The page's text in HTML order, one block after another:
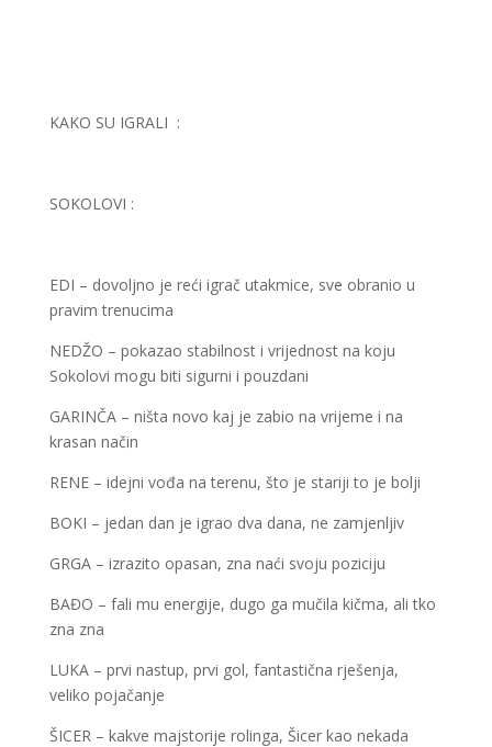
KAKO SU IGRALI :
SOKOLOVI :
EDI – dovoljno je reći igrač utakmice, sve obranio u
pravim trenucima
NEDŽO – pokazao stabilnost i vrijednost na koju
Sokolovi mogu biti sigurni i pouzdani
GARINČA – ništa novo kaj je zabio na vrijeme i na
krasan način
RENE – idejni vođa na terenu, što je stariji to je bolji
BOKI – jedan dan je igrao dva dana, ne zamjenljiv
GRGA – izrazito opasan, zna naći svoju poziciju
BAĐO – fali mu energije, dugo ga mučila kičma, ali tko
zna zna
LUKA – prvi nastup, prvi gol, fantastična rješenja,
veliko pojačanje
ŠICER – kakve majstorije rolinga, Šicer kao nekada